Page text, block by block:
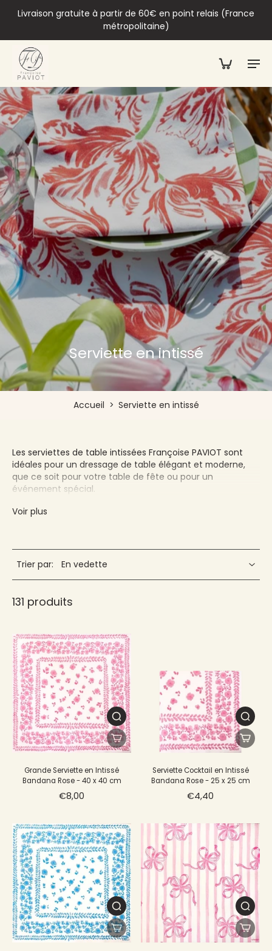
Livraison gratuite à partir de 60€ en point relais (France
métropolitaine)
Serviette en intissé
Accueil > Serviette en intissé
Les serviettes de table intissées Françoise PAVIOT sont
idéales pour un dressage de table élégant et moderne,
que ce soit pour votre table de fête ou pour un
événement spécial.
Disponibles en différentes couleurs et motifs, elles sont
composées d'un papier intissé de haute qualité au
de tacher la table ou les convives !
Elles sont très pratiques, ce qui les rend idéales pour une
utilisation régulière. Souples, elles se prêtent aisément aux
pliages de votre choix, ajoutant ainsi une touche de
Voir plus
Trier par:
131 produits
Grande Serviette en Intissé
Bandana Rose - 40 x 40 cm
€8,00
Serviette Cocktail en Intissé
Bandana Rose - 25 x 25 cm
€4,40